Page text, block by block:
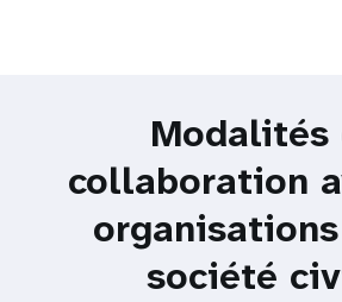
Modalités
collaboration
société